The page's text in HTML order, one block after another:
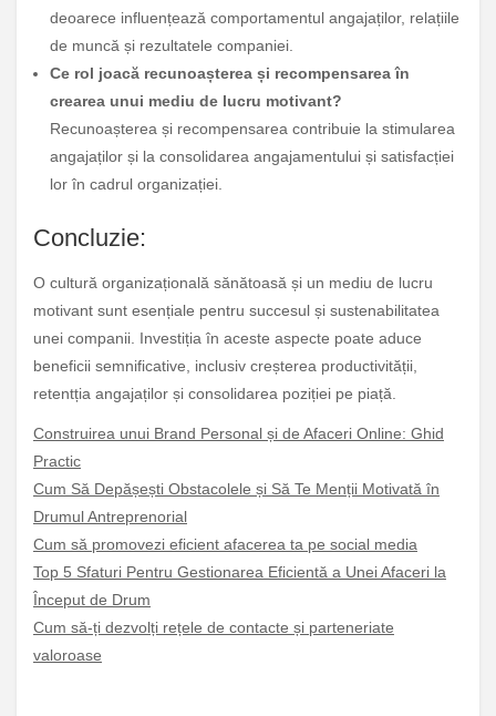
deoarece influențează comportamentul angajaților, relațiile
de muncă și rezultatele companiei.
Ce rol joacă recunoașterea și recompensarea în
crearea unui mediu de lucru motivant?
Recunoașterea și recompensarea contribuie la stimularea
angajaților și la consolidarea angajamentului și satisfacției
lor în cadrul organizației.
Concluzie:
O cultură organizațională sănătoasă și un mediu de lucru
motivant sunt esențiale pentru succesul și sustenabilitatea
unei companii. Investiția în aceste aspecte poate aduce
beneficii semnificative, inclusiv creșterea productivității,
retentția angajaților și consolidarea poziției pe piață.
Construirea unui Brand Personal și de Afaceri Online: Ghid
Practic
Cum Să Depășești Obstacolele și Să Te Menții Motivată în
Drumul Antreprenorial
Cum să promovezi eficient afacerea ta pe social media
Top 5 Sfaturi Pentru Gestionarea Eficientă a Unei Afaceri la
Început de Drum
Cum să-ți dezvolți rețele de contacte și parteneriate
valoroase